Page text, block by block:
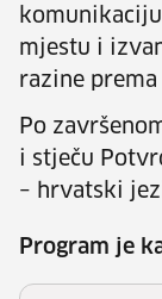
mjestu i
razine prema
Po
i stječu
– hrvatski
Program je